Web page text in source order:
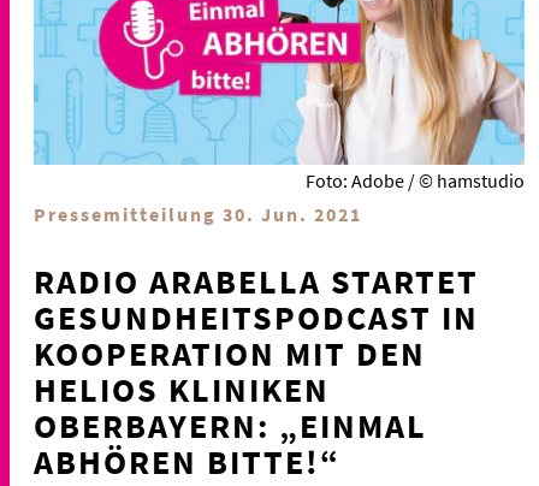
Foto: Adobe / © hamstudio
Pressemitteilung 30. Jun. 2021
RADIO ARABELLA STARTET
GESUNDHEITSPODCAST IN
KOOPERATION MIT DEN
HELIOS KLINIKEN
OBERBAYERN: „EINMAL
ABHÖREN BITTE!“